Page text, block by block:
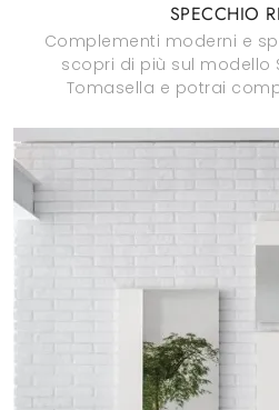
SPECCHIO
Complementi moderni e
scopri di più sul modello
Tomasella e potrai